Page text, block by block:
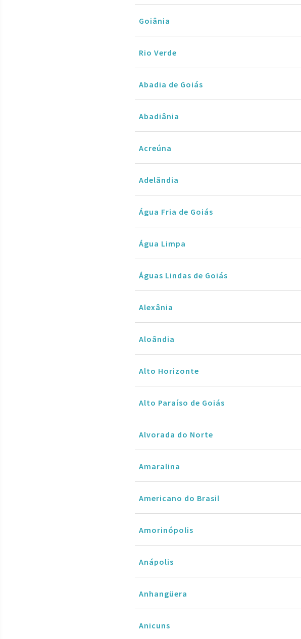
Goiânia
Rio Verde
Abadia de Goiás
Abadiânia
Acreúna
Adelândia
Água Fria de Goiás
Água Limpa
Águas Lindas de Goiás
Alexânia
Aloândia
Alto Horizonte
Alto Paraíso de Goiás
Alvorada do Norte
Amaralina
Americano do Brasil
Amorinópolis
Anápolis
Anhangüera
Anicuns